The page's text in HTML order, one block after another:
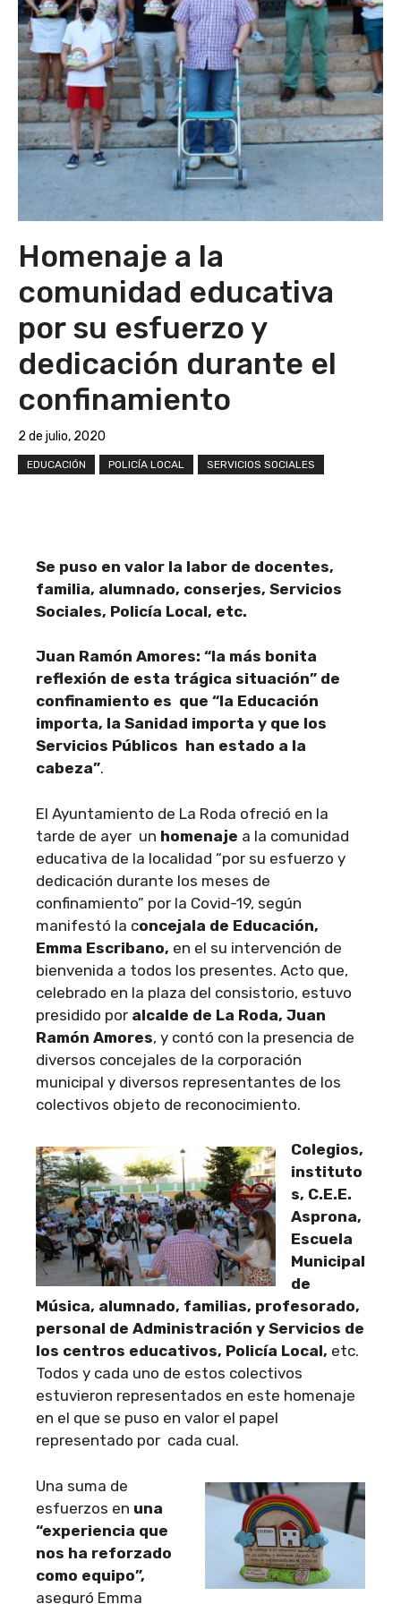
Homenaje a la
comunidad educativa
por su esfuerzo y
dedicación durante el
confinamiento
2 de julio, 2020
EDUCACIÓN POLICÍA LOCAL SERVICIOS SOCIALES
Se puso en valor la labor de docentes,
familia, alumnado, conserjes, Servicios
Sociales, Policía Local, etc.
Juan Ramón Amores: “la más bonita
reflexión de esta trágica situación” de
confinamiento es que “la Educación
importa, la Sanidad importa y que los
Servicios Públicos han estado a la
cabeza”.
El Ayuntamiento de La Roda ofreció en la
tarde de ayer un homenaje a la comunidad
educativa de la localidad “por su esfuerzo y
dedicación durante los meses de
confinamiento” por la Covid-19, según
manifestó la concejala de Educación,
Emma Escribano, en el su intervención de
bienvenida a todos los presentes. Acto que,
celebrado en la plaza del consistorio, estuvo
presidido por alcalde de La Roda, Juan
Ramón Amores, y contó con la presencia de
diversos concejales de la corporación
municipal y diversos representantes de los
colectivos objeto de reconocimiento.
Colegios,
instituto
s, C.E.E.
Asprona,
Escuela
Municipal
de
Música, alumnado, familias, profesorado,
personal de Administración y Servicios de
los centros educativos, Policía Local, etc.
Todos y cada uno de estos colectivos
estuvieron representados en este homenaje
en el que se puso en valor el papel
representado por cada cual.
Una suma de
esfuerzos en una
“experiencia que
nos ha reforzado
como equipo”,
aseguró Emma